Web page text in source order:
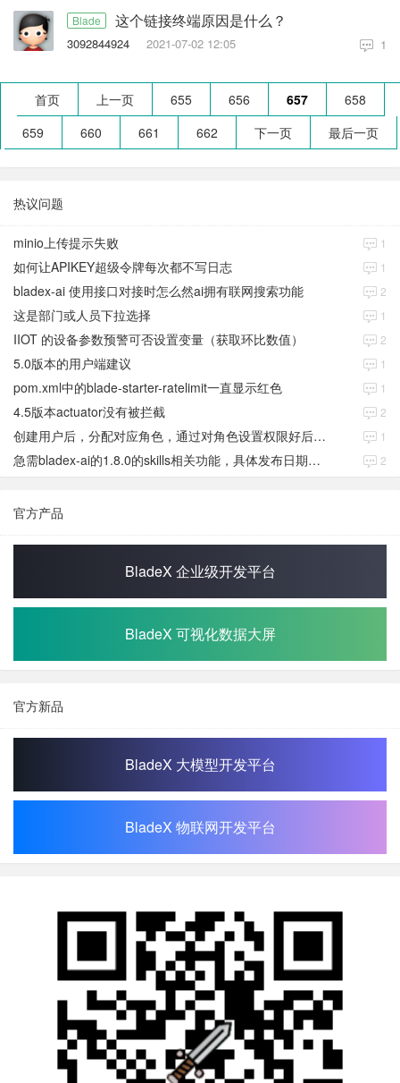
Blade 这个链接终端原因是什么？
3092844924 2021-07-02 12:05 1
首页 上一页 655 656 657
658
659
660 661 662 下一页 最后一页
热议问题
minio上传提示失败 1
如何让APIKEY超级令牌每次都不写日志 1
bladex-ai 使用接口对接时怎么然ai拥有联网搜索功能 2
这是部门或人员下拉选择 1
IIOT 的设备参数预警可否设置变量（获取环比数值） 2
5.0版本的用户端建议 1
pom.xml中的blade-starter-ratelimit一直显示红色 1
4.5版本actuator没有被拦截 2
创建用户后，分配对应角色，通过对角色设置权限好后，登录当前用户后。查看不到当前已分配对应角色权限数据 1
急需bladex-ai的1.8.0的skills相关功能，具体发布日期是多少号 2
官方产品
BladeX 企业级开发平台
BladeX 可视化数据大屏
官方新品
BladeX 大模型开发平台
BladeX 物联网开发平台